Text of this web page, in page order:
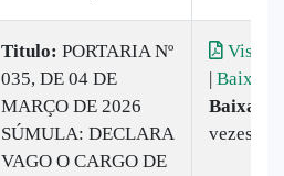
Titulo: PORTARIA Nº
035, DE 04 DE
MARÇO DE 2026
SÚMULA: DECLARA
VAGO O CARGO DE
| Baixar
Baixado:
vezes